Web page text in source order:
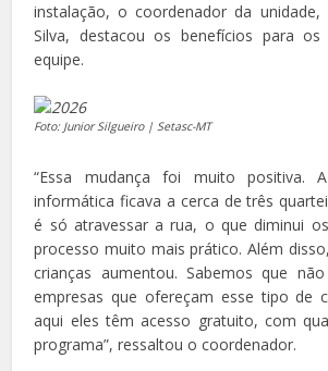
instalação, o coordenador da
Silva, destacou os benefícios para
equipe.
Foto: Junior Silgueiro | Setasc-MT
“Essa mudança foi muito positiva.
informática ficava a cerca de três
é só atravessar a rua, o que diminui
processo muito mais prático. Além
crianças aumentou. Sabemos que
empresas que ofereçam esse tipo de
aqui eles têm acesso gratuito, com
programa”, ressaltou o coordenador.